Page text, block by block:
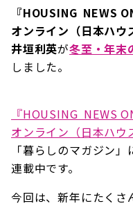
『HOUSING NEWS
オンライン（日本ハウ
井垣利英が冬至・年末
しました。
『HOUSING NEWS
オンライン（日本ハウ
「暮らしのマガジン
連載中です。
今回は、新年にたくさ